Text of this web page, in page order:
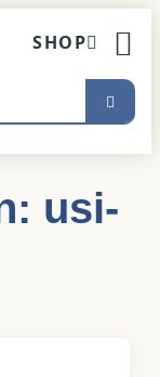
SHOP
usi-